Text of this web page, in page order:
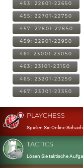
453: 22601-22650
455: 22701-22750
457: 22801-22850
459: 22901-22950
461: 23001-23050
463: 23101-23150
465: 23201-23250
467: 23301-23350
PLAYCHESS
Spielen Sie Online
TACTICS
Lösen Sie taktische